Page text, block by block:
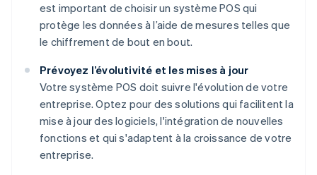
est important de choisir un système POS qui
protège les données à l’aide de mesures telles que
le chiffrement de bout en bout.
Prévoyez l’évolutivité et les mises à jour
Votre système POS doit suivre l'évolution de votre
entreprise. Optez pour des solutions qui facilitent la
mise à jour des logiciels, l'intégration de nouvelles
fonctions et qui s'adaptent à la croissance de votre
entreprise.